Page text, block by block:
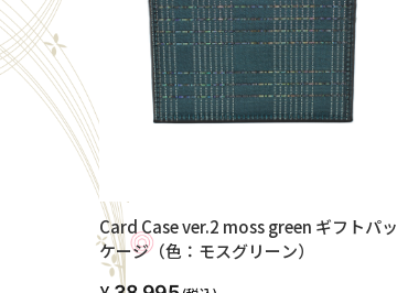
Card Case ver.2 moss green ギフトパッ
ケージ（色：モスグリーン）